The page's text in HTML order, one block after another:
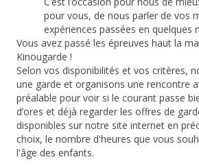
pour vous, de nous parler de vos
expériences passées en quelques
Vous avez passé les épreuves haut la
Kinougarde !
Selon vos disponibilités et vos critères,
une garde et organisons une rencontre
préalable pour voir si le courant passe
d’ores et déjà regarder les offres de
disponibles sur notre site internet en
choix, le nombre d'heures que vous
l'âge des enfants.